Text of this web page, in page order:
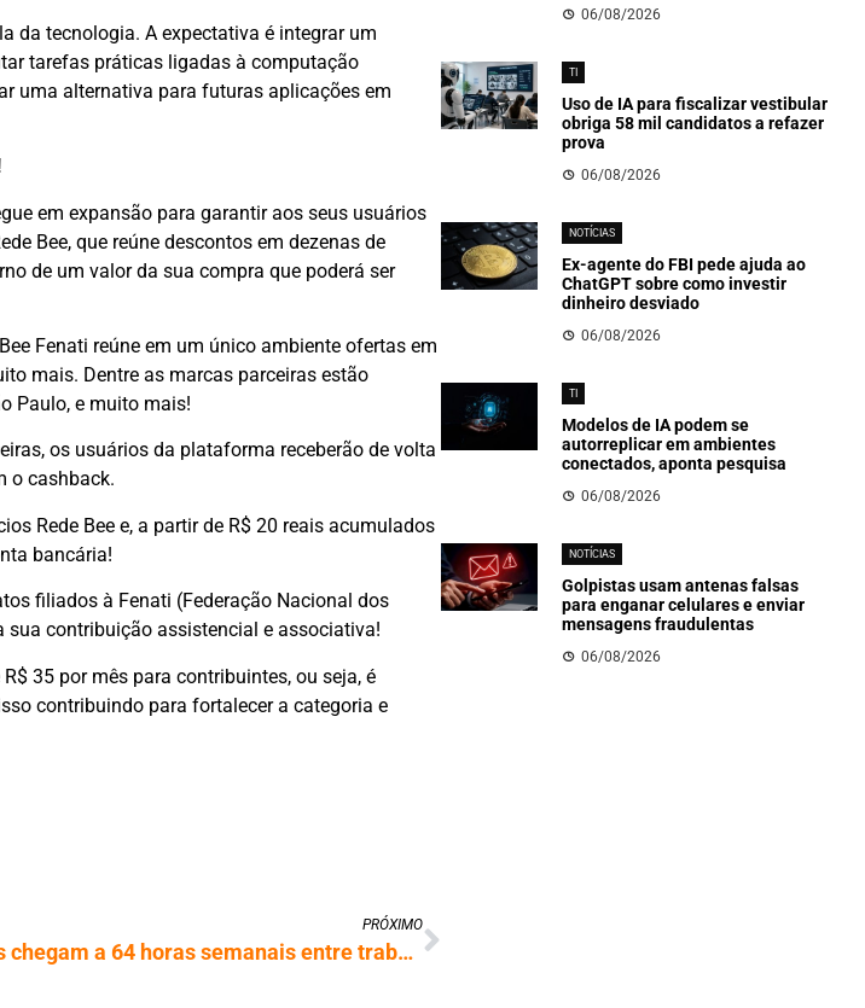
da tecnologia. A expectativa é integrar um
tarefas práticas ligadas à computação
uma alternativa para futuras aplicações em
em expansão para garantir aos seus usuários
Bee, que reúne descontos em dezenas de
de um valor da sua compra que poderá ser
Fenati reúne em um único ambiente ofertas em
mais. Dentre as marcas parceiras estão
Paulo, e muito mais!
os usuários da plataforma receberão de volta
o cashback.
Rede Bee e, a partir de R$ 20 reais acumulados
bancária!
filiados à Fenati (Federação Nacional dos
sua contribuição assistencial e associativa!
35 por mês para contribuintes, ou seja, é
contribuindo para fortalecer a categoria e
PRÓXIMO
Jornadas chegam a 64 horas semanais entre trabalhadores da escala 6×1
06/08/2026
TI
Uso de IA para fiscalizar vestibular
obriga 58 mil candidatos a refazer
prova
06/08/2026
NOTÍCIAS
Ex-agente do FBI pede ajuda ao
ChatGPT sobre como investir
dinheiro desviado
06/08/2026
TI
Modelos de IA podem se
autorreplicar em ambientes
conectados, aponta pesquisa
06/08/2026
NOTÍCIAS
Golpistas usam antenas falsas
para enganar celulares e enviar
mensagens fraudulentas
06/08/2026